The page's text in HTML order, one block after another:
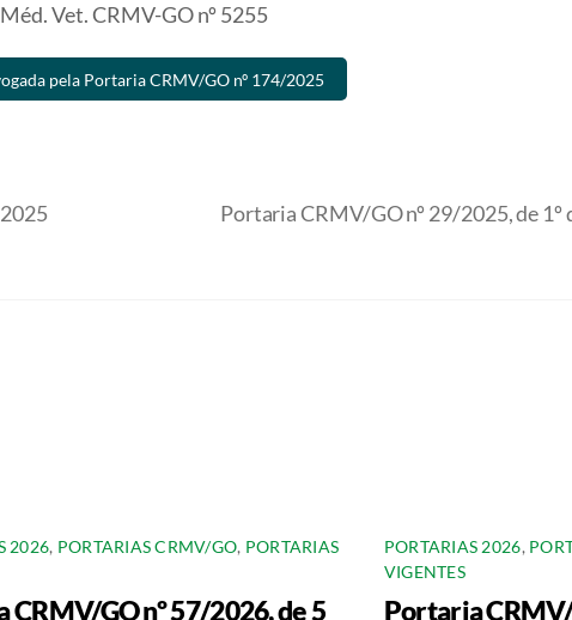
Méd. Vet. CRMV-GO nº 5255
pela Portaria CRMV/GO nº 174/2025
Portaria CRMV/GO nº 29/2025, de 1º
2026, PORTARIAS CRMV/GO, PORTARIAS
CRMV/GO nº 57/2026, de 5
PORTARIAS 2026,
VIGENTES
Portaria CRMV/